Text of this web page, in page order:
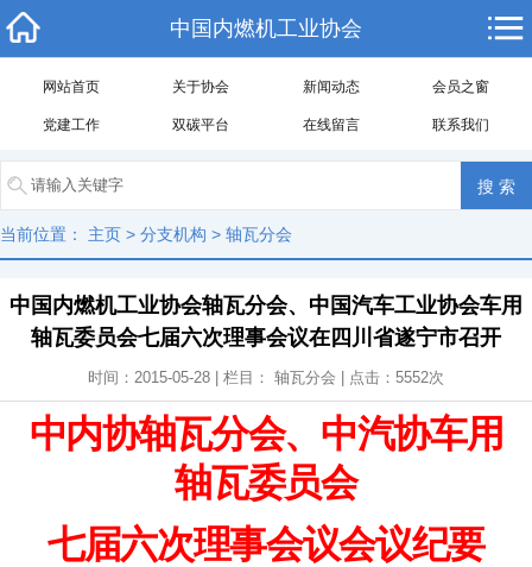
中国内燃机工业协会
网站首页 关于协会 新闻动态 会员之窗
党建工作 双碳平台 在线留言 联系我们
当前位置： 主页 > 分支机构 > 轴瓦分会
中国内燃机工业协会轴瓦分会、中国汽车工业协会车用
轴瓦委员会七届六次理事会议在四川省遂宁市召开
时间：2015-05-28 | 栏目： 轴瓦分会 | 点击： 5552次
中内协轴瓦分会、中汽协车用
轴瓦委员会
七届六次理事会议会议纪要